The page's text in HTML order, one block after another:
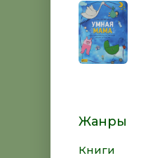
Жанры
Книги